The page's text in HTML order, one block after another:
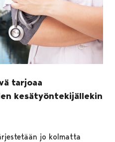
tarjoaa
kesätyöntekijällekin
jo kolmatta